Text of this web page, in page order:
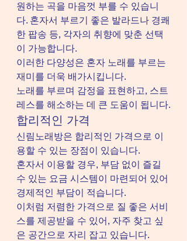
원하는 곡을 마음껏 부를 수 있습니
다. 혼자서 부르기 좋은 발라드나 경쾌
한 팝송 등, 각자의 취향에 맞춘 선택
이 가능합니다.
이러한 다양성은 혼자 노래를 부르는
재미를 더욱 배가시킵니다.
노래를 부르며 감정을 표현하고, 스트
레스를 해소하는 데 큰 도움이 됩니다.
합리적인 가격
신림노래방은 합리적인 가격으로 이
용할 수 있는 장점이 있습니다.
혼자서 이용할 경우, 부담 없이 즐길
수 있는 요금 시스템이 마련되어 있어
경제적인 부담이 적습니다.
이처럼 저렴한 가격으로 질 좋은 서비
스를 제공받을 수 있어, 자주 찾고 싶
은 공간으로 자리 잡고 있습니다.